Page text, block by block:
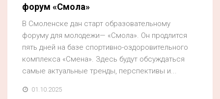
форум «Смола»
В Смоленске дан старт образовательному
форуму для молодежи— «Смола». Он продлится
пять дней на базе спортивно-оздоровительного
комплекса «Смена». Здесь будут обсуждаться
самые актуальные тренды, перспективы и...
01.10.2025